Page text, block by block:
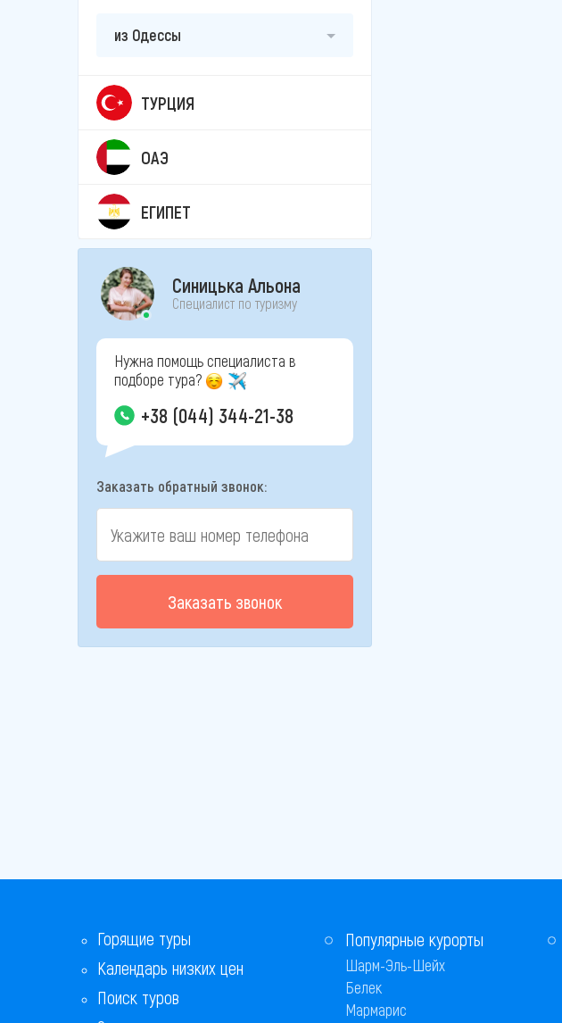
из Одессы
ТУРЦИЯ
ОАЭ
ЕГИПЕТ
Синицька Альона
Специалист по туризму
Нужна помощь специалиста в
подборе тура?
+38 (044) 344-21-38
Заказать обратный звонок:
Заказать звонок
Горящие туры
Календарь низких цен
Поиск туров
Популярные курорты
Шарм-Эль-Шейх
Белек
Мармарис